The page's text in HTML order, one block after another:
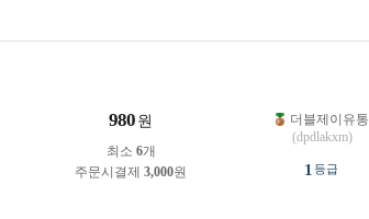
980 원
최소 6개
주문시결제 3,000원
더블제이유통
(dpdlakxm)
1 등급